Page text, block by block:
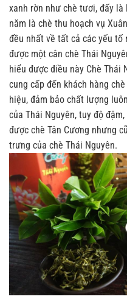
xanh rờn như chè tươi, đấy là
năm là chè thu hoạch vụ
đều nhất về tất cả các yếu tố
được một cân chè Thái
hiểu được điều này Chè Thái
cung cấp đến khách hàng
hiệu, đảm bảo chất lượng
của Thái Nguyên, tuy độ
được chè Tân Cương nhưng
trưng của chè Thái Nguyên.